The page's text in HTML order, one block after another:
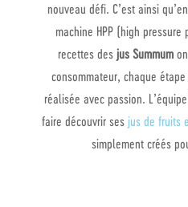
nouveau défi. C’est ainsi
machine HPP (high
recettes des jus Summum
consommateur, chaque
réalisée avec passion.
faire découvrir sesjus de fruits
simplement créés